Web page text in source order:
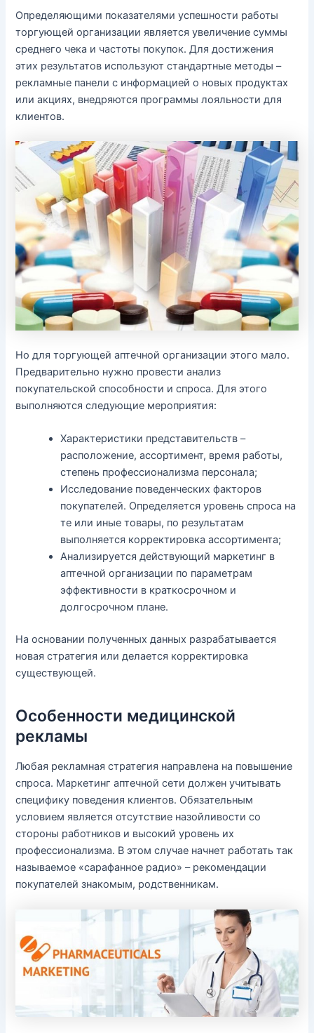
Определяющими показателями успешности работы
торгующей организации является увеличение суммы
среднего чека и частоты покупок. Для достижения
этих результатов используют стандартные методы –
рекламные панели с информацией о новых продуктах
или акциях, внедряются программы лояльности для
клиентов.
Но для торгующей аптечной организации этого мало.
Предварительно нужно провести анализ
покупательской способности и спроса. Для этого
выполняются следующие мероприятия:
Характеристики представительств –
расположение, ассортимент, время работы,
степень профессионализма персонала;
Исследование поведенческих факторов
покупателей. Определяется уровень спроса на
те или иные товары, по результатам
выполняется корректировка ассортимента;
Анализируется действующий маркетинг в
аптечной организации по параметрам
эффективности в краткосрочном и
долгосрочном плане.
На основании полученных данных разрабатывается
новая стратегия или делается корректировка
существующей.
Особенности медицинской
рекламы
Любая рекламная стратегия направлена на повышение
спроса. Маркетинг аптечной сети должен учитывать
специфику поведения клиентов. Обязательным
условием является отсутствие назойливости со
стороны работников и высокий уровень их
профессионализма. В этом случае начнет работать так
называемое «сарафанное радио» – рекомендации
покупателей знакомым, родственникам.